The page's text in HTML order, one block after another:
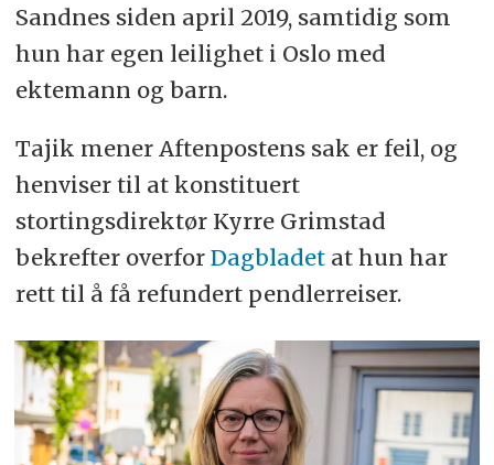
Sandnes siden april 2019, samtidig som
hun har egen leilighet i Oslo med
ektemann og barn.
Tajik mener Aftenpostens sak er feil, og
henviser til at konstituert
stortingsdirektør Kyrre Grimstad
bekrefter overfor Dagbladetat hun har
rett til å få refundert pendlerreiser.